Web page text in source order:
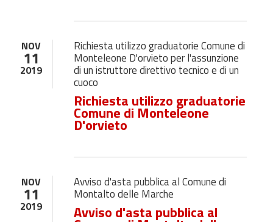
NOV
11
2019
Richiesta utilizzo graduatorie Comune di
Monteleone D'orvieto per l'assunzione
di un istruttore direttivo tecnico e di un
cuoco
Richiesta utilizzo graduatorie
Comune di Monteleone
D'orvieto
NOV
11
2019
Avviso d'asta pubblica al Comune di
Montalto delle Marche
Avviso d'asta pubblica al